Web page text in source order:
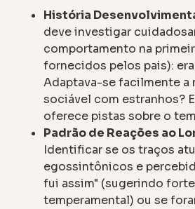
História
deve investigar
comportamento na
fornecidos pelos pais):
Adaptava-se facilmente a
sociável com estranhos?
oferece pistas sobre o
Padrão de Reações ao
Identificar se os traços
egossintônicos e
fui assim" (sugerindo
temperamental) ou se